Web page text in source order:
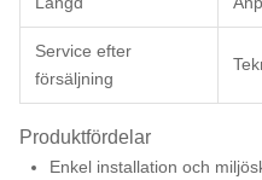
Service efter
försäljning
Produktfördelar
Enkel installation och